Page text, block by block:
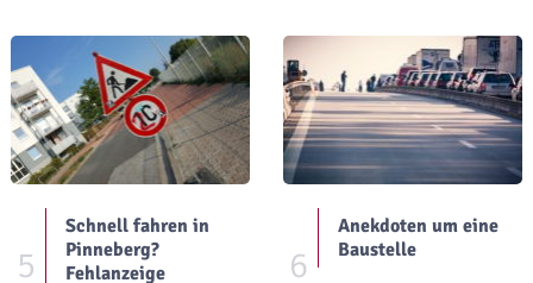
5
Schnell fahren in
Pinneberg?
Fehlanzeige
6
Anekdoten um eine
Baustelle